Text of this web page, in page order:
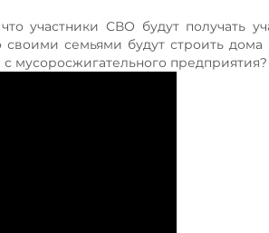
участники СВО будут получать
семьями будут строить